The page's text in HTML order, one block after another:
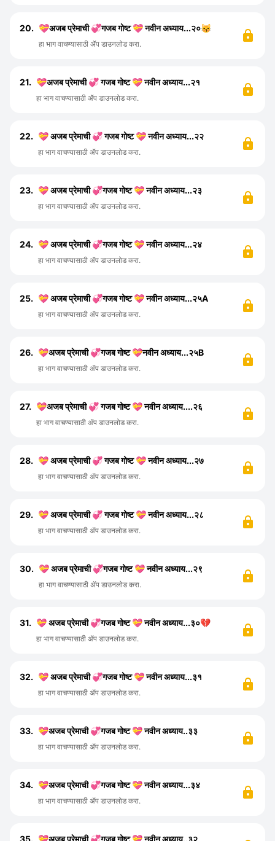
20. 💝अजब प्रेमाची 💞गजब गोष्ट 💝 नवीन अध्याय...२०😽
हा भाग वाचण्यासाठी ॲप डाउनलोड करा.
21. 💝अजब प्रेमाची 💞 गजब गोष्ट 💝 नवीन अध्याय...२१
हा भाग वाचण्यासाठी ॲप डाउनलोड करा.
22. 💝 अजब प्रेमाची 💞 गजब गोष्ट 💝 नवीन अध्याय...२२
हा भाग वाचण्यासाठी ॲप डाउनलोड करा.
23. 💝 अजब प्रेमाची 💞गजब गोष्ट 💝 नवीन अध्याय...२३
हा भाग वाचण्यासाठी ॲप डाउनलोड करा.
24. 💝 अजब प्रेमाची 💞गजब गोष्ट 💝 नवीन अध्याय...२४
हा भाग वाचण्यासाठी ॲप डाउनलोड करा.
25. 💝 अजब प्रेमाची 💞गजब गोष्ट 💝 नवीन अध्याय...२५A
हा भाग वाचण्यासाठी ॲप डाउनलोड करा.
26. 💝अजब प्रेमाची 💞गजब गोष्ट 💝नवीन अध्याय...२५B
हा भाग वाचण्यासाठी ॲप डाउनलोड करा.
27. 💝अजब प्रेमाची 💞 गजब गोष्ट 💝 नवीन अध्याय....२६
हा भाग वाचण्यासाठी ॲप डाउनलोड करा.
28. 💝 अजब प्रेमाची 💞 गजब गोष्ट 💝 नवीन अध्याय...२७
हा भाग वाचण्यासाठी ॲप डाउनलोड करा.
29. 💝 अजब प्रेमाची 💞 गजब गोष्ट 💝 नवीन अध्याय...२८
हा भाग वाचण्यासाठी ॲप डाउनलोड करा.
30. 💝 अजब प्रेमाची 💞गजब गोष्ट 💝 नवीन अध्याय...२९
हा भाग वाचण्यासाठी ॲप डाउनलोड करा.
31. 💝 अजब प्रेमाची 💞गजब गोष्ट 💝 नवीन अध्याय...३०💔
हा भाग वाचण्यासाठी ॲप डाउनलोड करा.
32. 💝 अजब प्रेमाची 💞गजब गोष्ट 💝 नवीन अध्याय...३१
हा भाग वाचण्यासाठी ॲप डाउनलोड करा.
33. 💝अजब प्रेमाची 💞गजब गोष्ट 💝 नवीन अध्याय..३३
हा भाग वाचण्यासाठी ॲप डाउनलोड करा.
34. 💝अजब प्रेमाची 💞गजब गोष्ट 💝 नवीन अध्याय...३४
हा भाग वाचण्यासाठी ॲप डाउनलोड करा.
35. 💝अजब प्रेमाची 💞गजब गोष्ट 💝 नवीन अध्याय..३२